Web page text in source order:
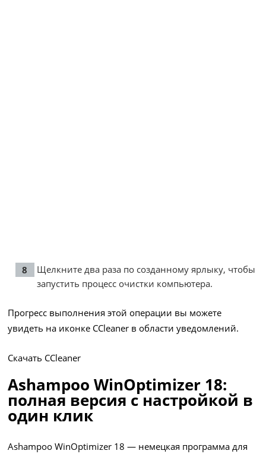
Щелкните два раза по созданному ярлыку, чтобы
запустить процесс очистки компьютера.
Прогресс выполнения этой операции вы можете
увидеть на иконке CCleaner в области уведомлений.
Скачать CCleaner
Ashampoo WinOptimizer 18:
полная версия с настройкой в ​​
один клик
Ashampoo WinOptimizer 18 — немецкая программа для